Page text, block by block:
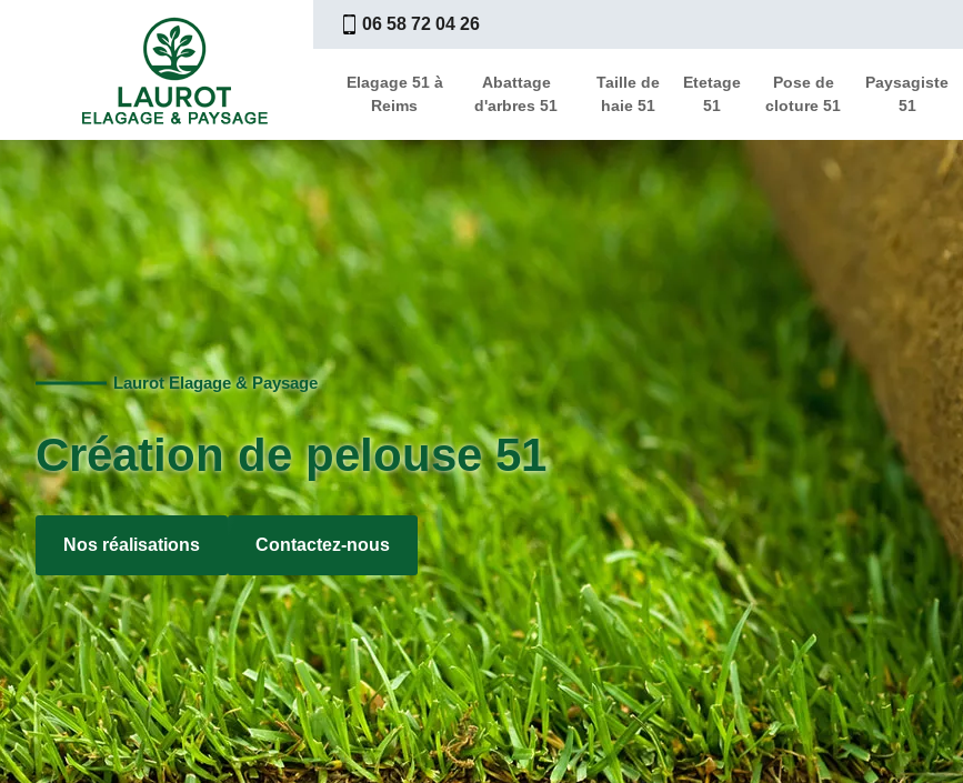
06 58 72 04 26
Elagage 51 à
Reims
Abattage
d'arbres 51
Taille de
haie 51
Etetage
51
Pose de
cloture 51
Paysagiste
51
Laurot Elagage & Paysage
Création de pelouse 51
Nos réalisations Contactez-nous